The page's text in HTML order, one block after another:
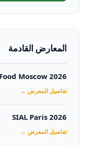
المعارض القادمة
Moscow 2026
تفاصيل المعرض ←
SIAL Paris 2026
تفاصيل المعرض ←